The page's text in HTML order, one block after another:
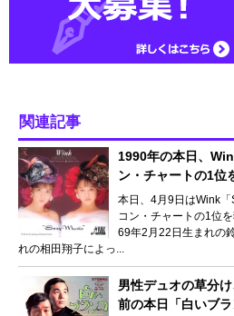
関連記事
1990年の本日、
ン・チャートの1位
本日、4月9日はWink
コン・チャートの1位
69年2月22日生まれの
れの相田翔子によっ...
男性デュオの草分
前の本日「白いブ